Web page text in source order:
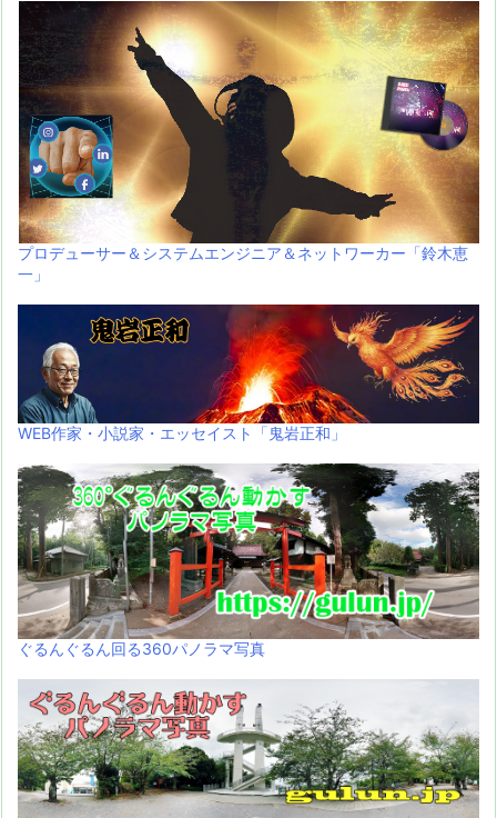
プロデューサー＆システムエンジニア＆ネットワーカー「鈴木恵
一」
WEB作家・小説家・エッセイスト「鬼岩正和」
ぐるんぐるん回る360パノラマ写真